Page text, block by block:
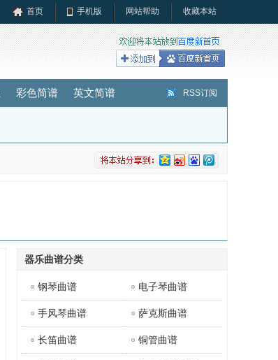
首页 手机版 网站帮助 收藏本站
彩色简谱 英文简谱 RSS订阅
器乐曲谱分类
钢琴曲谱 电子琴曲谱
手风琴曲谱 萨克斯曲谱
长笛曲谱 铜管曲谱